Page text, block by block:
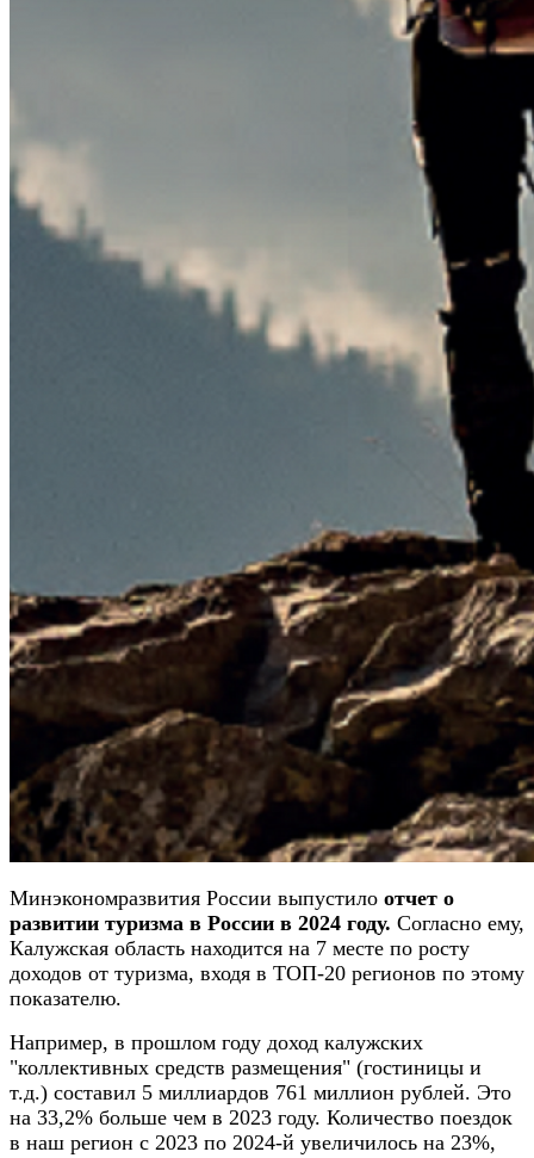
Минэкономразвития России выпустило отчет о
развитии туризма в России в 2024 году. Согласно ему,
Калужская область находится на 7 месте по росту
доходов от туризма, входя в ТОП-20 регионов по этому
показателю.
Например, в прошлом году доход калужских
"коллективных средств размещения" (гостиницы и
т.д.) составил 5 миллиардов 761 миллион рублей. Это
на 33,2% больше чем в 2023 году. Количество поездок
в наш регион с 2023 по 2024-й увеличилось на 23%,